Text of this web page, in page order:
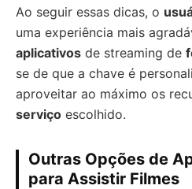
Ao seguir essas dicas, o
uma experiência mais
aplicativos de streaming de
se de que a chave é
aproveitar ao máximo os
serviço escolhido.
Outras Opções de
para Assistir Filmes